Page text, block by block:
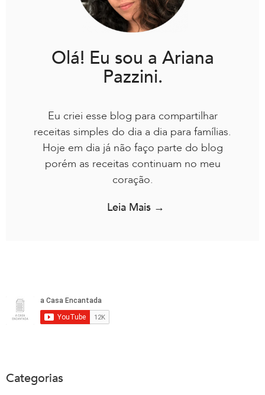
Olá! Eu sou a Ariana
Pazzini.
Eu criei esse blog para compartilhar
receitas simples do dia a dia para famílias.
Hoje em dia já não faço parte do blog
porém as receitas continuam no meu
coração.
Leia Mais →
Categorias